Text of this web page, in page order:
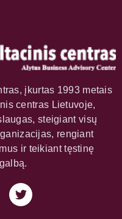
įkurtas 1993 metais
centras Lietuvoje,
steigiant visų
rengiant
ir teikiant tęstinę